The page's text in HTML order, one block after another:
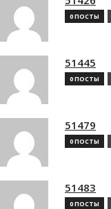
0 ПОСТЫ
51445
0 ПОСТЫ
51479
0 ПОСТЫ
51483
0 ПОСТЫ